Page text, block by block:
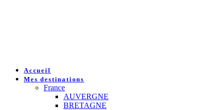
Accueil
Mes destinations
France
AUVERGNE
BRETAGNE